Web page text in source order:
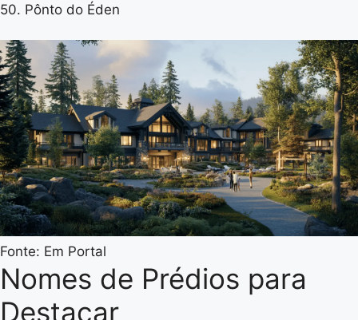
50. Pônto do Éden
Fonte: Em Portal
Nomes de Prédios para
Destacar